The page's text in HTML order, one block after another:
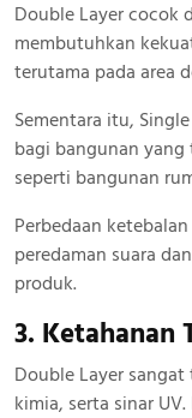
Double Layer cocok
membutuhkan
terutama pada area
Sementara itu,
bagi bangunan
seperti bangunan
Perbedaan
peredaman suara
produk.
3. Ketahanan
Double Layer
kimia, serta sinar